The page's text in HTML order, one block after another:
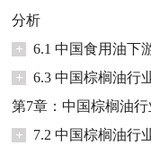
分析
+
6.1 中国食用油下
+
6.3 中国棕榈油行
第7章：中国棕榈油
+
7.2 中国棕榈油行